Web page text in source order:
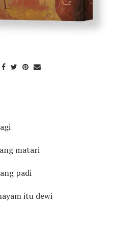
matari
padi
itu dewi